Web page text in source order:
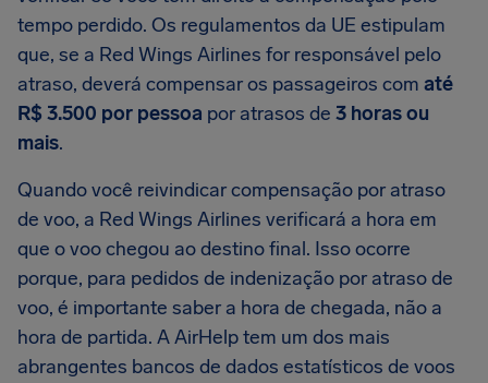
tempo perdido. Os regulamentos da UE estipulam
que, se a Red Wings Airlines for responsável pelo
atraso, deverá compensar os passageiros com até
R$ 3.500 por pessoa por atrasos de 3 horas ou
mais.
Quando você reivindicar compensação por atraso
de voo, a Red Wings Airlines verificará a hora em
que o voo chegou ao destino final. Isso ocorre
porque, para pedidos de indenização por atraso de
voo, é importante saber a hora de chegada, não a
hora de partida. A AirHelp tem um dos mais
abrangentes bancos de dados estatísticos de voos